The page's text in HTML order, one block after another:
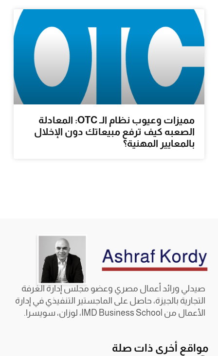
مميزات وعيوب نظام الـ OTC: المعادلة
الصعبه كيف ترفع مبيعاتك دون الإخلال
بالمعايير المهنية؟
صيدلي ورائد أعمال مصري وعضو مجلس إدارة الغرفة
التجارية بالجيزة، حاصل على الماجستير التنفيذي في إدارة
الأعمال من IMD Business School، لوزان، سويسرا.
مواقع أخرى ذات صلة